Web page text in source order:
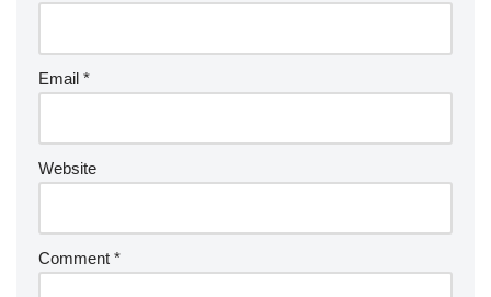
Email *
Website
Comment *